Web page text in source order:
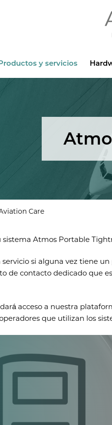
y servicios
Care
Atmos Portable
si alguna vez tiene
de contacto dedicado que
acceso a nuestra
que utilizan los